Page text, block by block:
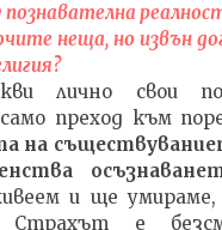
неща, но извън
лично свои
преход към
на
и ще
Страхът е